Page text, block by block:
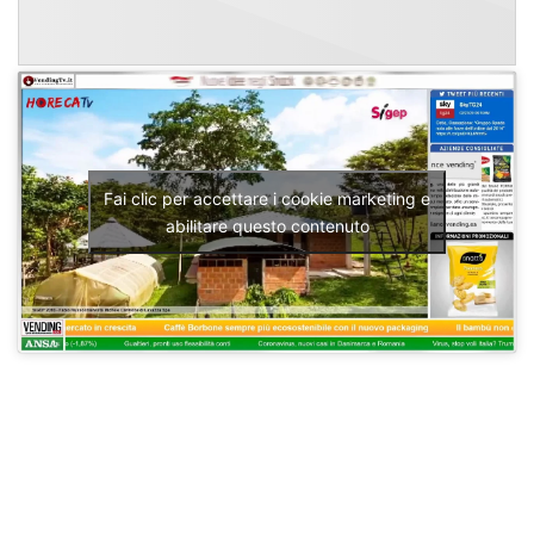
Fai clic per accettare i cookie marketing e
abilitare questo contenuto